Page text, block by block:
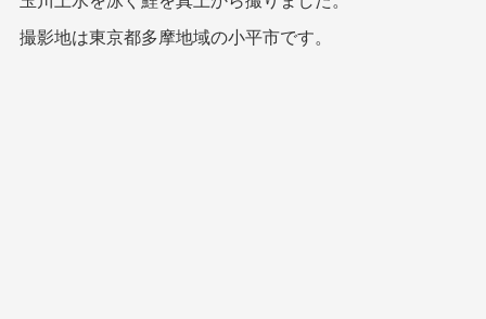
撮影地は東京都多摩地域の小平市です。